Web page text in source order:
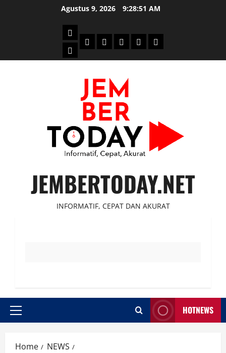
Agustus 9, 2026 9:28:51 AM
Beranda
News
PolitikOtomotifEkonomiSosialtentang
JEMBERTODAY.NET
INFORMATIF, CEPAT DAN AKURAT
Primary
HOTNEWS
Home
NEWS